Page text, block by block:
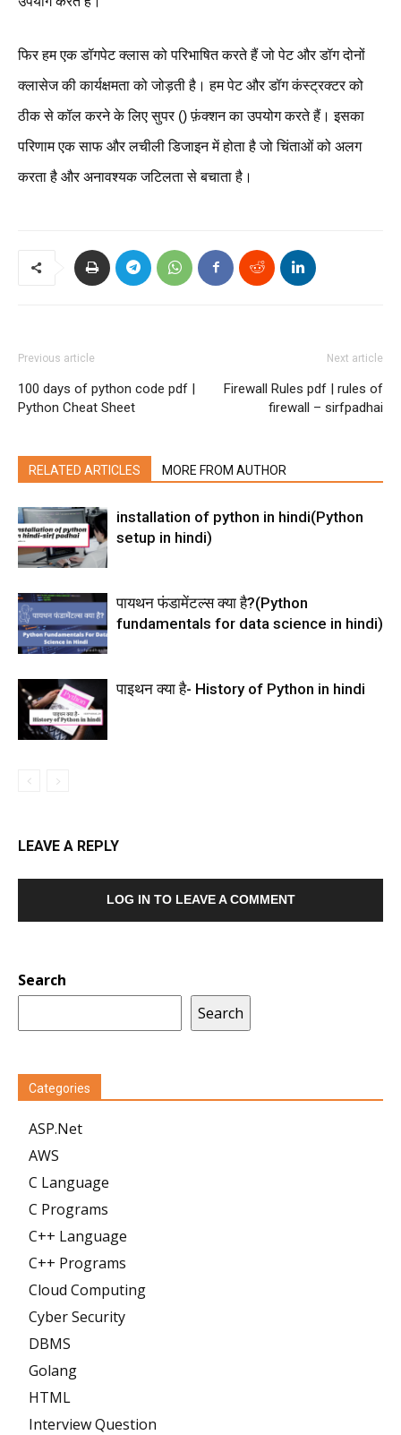
फिर हम एक डॉगपेट क्लास को परिभाषित करते हैं जो पेट और डॉग दोनों
क्लासेज की कार्यक्षमता को जोड़ती है। हम पेट और डॉग कंस्ट्रक्टर को
ठीक से कॉल करने के लिए सुपर () फ़ंक्शन का उपयोग करते हैं। इसका
परिणाम एक साफ और लचीली डिजाइन में होता है जो चिंताओं को अलग
करता है और अनावश्यक जटिलता से बचाता है।
Previous article
100 days of python code pdf |
Python Cheat Sheet
Next article
Firewall Rules pdf | rules of
firewall – sirfpadhai
RELATED ARTICLES MORE FROM AUTHOR
installation of python in hindi(Python
setup in hindi)
पायथन फंडामेंटल्स क्या है?(Python
fundamentals for data science in hindi)
पाइथन क्या है- History of Python in hindi
LEAVE A REPLY
LOG IN TO LEAVE A COMMENT
Search
Search
Categories
ASP.Net
AWS
C Language
C Programs
C++ Language
C++ Programs
Cloud Computing
Cyber Security
DBMS
Golang
HTML
Interview Question